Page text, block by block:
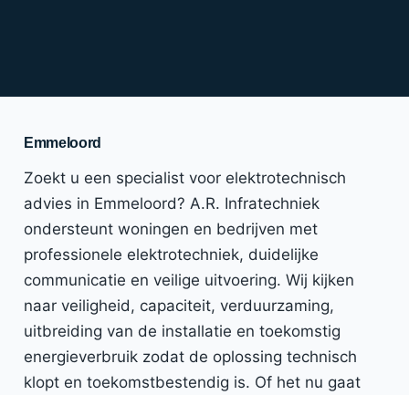
Emmeloord
Zoekt u een specialist voor elektrotechnisch
advies in Emmeloord? A.R. Infratechniek
ondersteunt woningen en bedrijven met
professionele elektrotechniek, duidelijke
communicatie en veilige uitvoering. Wij kijken
naar veiligheid, capaciteit, verduurzaming,
uitbreiding van de installatie en toekomstig
energieverbruik zodat de oplossing technisch
klopt en toekomstbestendig is. Of het nu gaat